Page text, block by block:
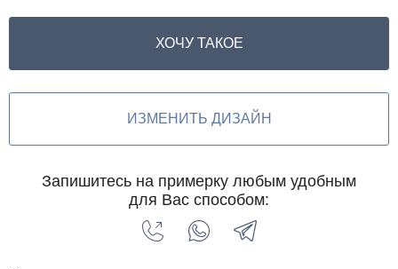
ХОЧУ ТАКОЕ
ИЗМЕНИТЬ ДИЗАЙН
Запишитесь на примерку любым удобным
для Вас способом: